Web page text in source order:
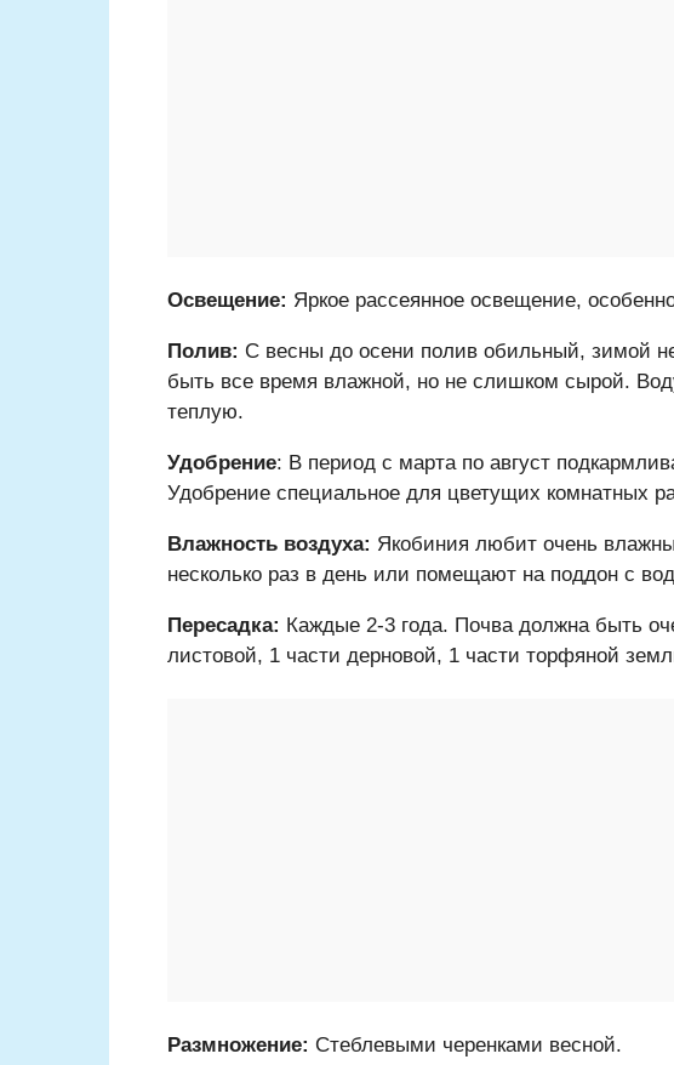
Освещение: Яркое рассеянное освещение,
Полив: С весны до осени полив обильный, зимой
быть все время влажной, но не слишком сырой.
теплую.
Удобрение: В период с марта по август
Удобрение специальное для цветущих комнатных
Влажность воздуха: Якобиния любит очень
несколько раз в день или помещают на поддон с
Пересадка: Каждые 2-3 года. Почва должна быть
листовой, 1 части дерновой, 1 части торфяной
Размножение: Стеблевыми черенками весной.